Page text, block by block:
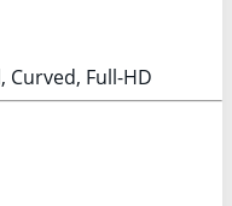
Curved, Full-HD